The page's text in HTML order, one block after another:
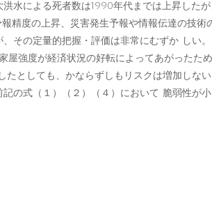
水による死者数は1990年代までは上昇したが
精度の上昇、災害発生予報や情報伝達の技術
その定量的把握・評価は非常にむずか しい。
強度が経済状況の好転によってあがったた
としても、かならずしもリスクは増加しない
の式（１）（２）（４）において 脆弱性が小